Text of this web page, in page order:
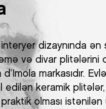
dizaynında ən
və divar plitələrini
markasıdır.
keramik plitələr,
olması istənilən